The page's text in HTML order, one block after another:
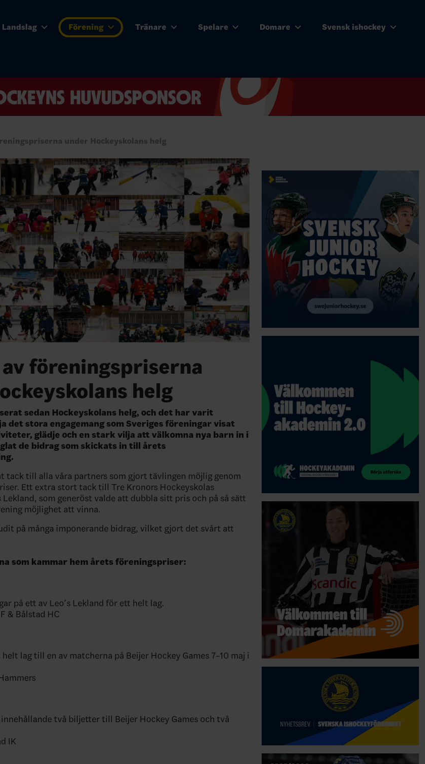
Landslag Förening Tränare Spelare Domare Svensk ishockey
under Hockeyskolans helg
föreningspriserna
helg
sedan Hockeyskolans helg, och det har varit
det stora engagemang som Sveriges föreningar visat
glädje och en stark vilja att välkomna nya barn in i
de bidrag som skickats in till årets
tack till alla våra partners som gjort tävlingen möjlig genom
Ett extra stort tack till Tre Kronors Hockeyskolas
Lekland, som generöst valde att dubbla sitt pris och på så sätt
möjlighet att vinna.
på många imponerande bidrag, vilket gjort det svårt att
som kammar hem årets föreningspriser:
på ett av Leo’s Lekland för ett helt lag.
& Bålstad HC
lag till en av matcherna på Beijer Hockey Games 7–10 maj i
två biljetter till Beijer Hockey Games och två
IK